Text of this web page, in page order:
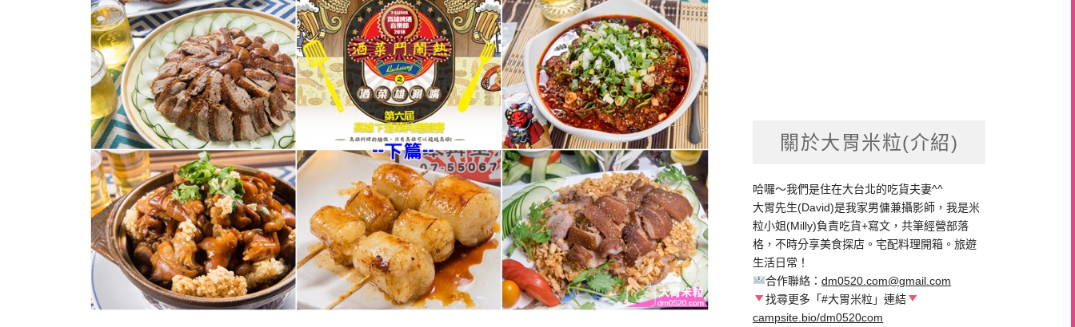
關於大胃米粒(介紹)
哈囉～我們是住在大台北的吃貨夫妻^^
大胃先生(David)是我家男傭兼攝影師，我是米
粒小姐(Milly)負責吃貨+寫文，共筆經營部落
格，不時分享美食探店。宅配料理開箱。旅遊
生活日常！
合作聯絡：dm0520.com@gmail.com
找尋更多「#大胃米粒」連結
campsite.bio/dm0520com